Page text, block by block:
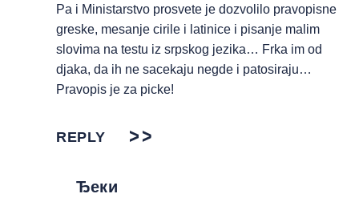
Pa i Ministarstvo prosvete je dozvolilo pravopisne
greske, mesanje cirile i latinice i pisanje malim
slovima na testu iz srpskog jezika… Frka im od
djaka, da ih ne sacekaju negde i patosiraju…
Pravopis je za picke!
REPLY
Ђеки